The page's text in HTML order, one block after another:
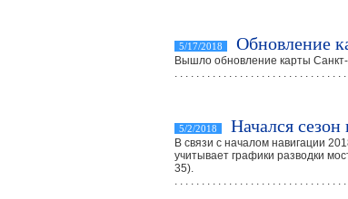
5/17/2018 Обновление
Вышло обновление карты
. . . . . . . . . . . . . . . . . . . . . . . . . . . . . . .
5/2/2018 Начался сезон
В связи с началом навигации
учитывает графики разводки
35).
. . . . . . . . . . . . . . . . . . . . . . . . . . . . . . .